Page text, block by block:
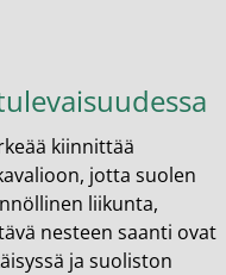
kiinnittää
jotta suolen
liikunta,
nesteen saanti ovat
ja suoliston